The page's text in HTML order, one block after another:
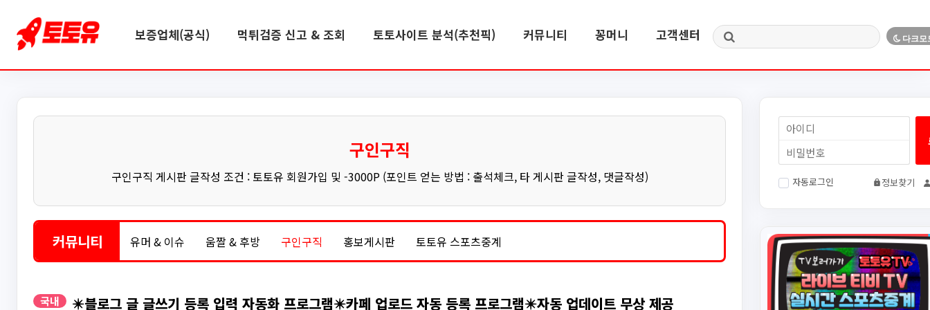
보증업체(공식) 먹튀검증 신고 & 조회 토토사이트 분석(추천픽) 커뮤니티 꽁머니 고객센터
구인구직
구인구직 게시판 글작성 조건 : 토토유 회원가입 및 -3000P (포인트 얻는 방법 : 출석체크, 타 게시판 글작성, 댓글작성)
커뮤니티 유머 & 이슈 움짤 & 후방 구인구직 홍보게시판 토토유 스포츠중계
국내 ✴️블로그 글 글쓰기 등록 입력 자동화 프로그램✴️카페 업로드 자동 등록 프로그램✴️자동 업데이트 무상 제공
자동로그인 정보찾기